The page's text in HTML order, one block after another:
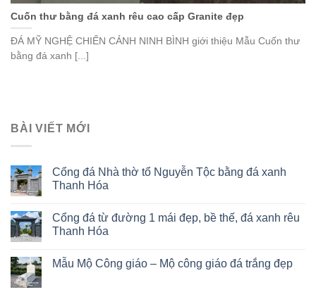
Cuốn thư bằng đá xanh rêu cao cấp Granite đẹp
ĐÁ MỸ NGHỆ CHIẾN CẢNH NINH BÌNH giới thiệu Mẫu Cuốn thư
bằng đá xanh [...]
BÀI VIẾT MỚI
Cổng đá Nhà thờ tổ Nguyễn Tộc bằng đá xanh
Thanh Hóa
Cổng đá từ đường 1 mái đẹp, bề thế, đá xanh rêu
Thanh Hóa
Mẫu Mộ Công giáo – Mộ công giáo đá trắng đẹp